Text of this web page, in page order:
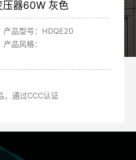
压器60W 灰色
产品型号：HDQE20
产品风格：
，通过CCC认证